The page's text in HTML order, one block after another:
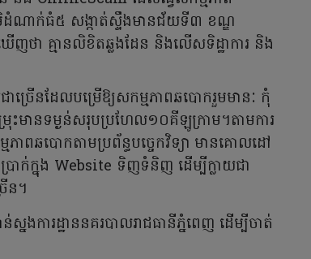
ដំណាក់ធំ៥ សង្កាត់ស្ទឹងមានជ័យទី៣ ខណ្ឌ
ញថា គ្មានលិខិតឆ្លងដែន និងលើសទិដ្ឋាការ និង
ជាច្រើនដែលបម្រើឱ្យសកម្មភាពឆបោករួមមានៈ កុំ
មានទម្ងន់សរុបប្រហែល១០គីឡូក្រាម។តាមការ
ភាពឆបោកតាមប្រព័ន្ធបច្ចេកវិទ្យា មានគោលដៅ
ាក់ក្នុង Website ទិញទំនិញ ដើម្បីក្លាយជា
ន។
នងការដ្ឋាននគរបាលរាជធានីភ្នំពេញ ដើម្បីចាត់